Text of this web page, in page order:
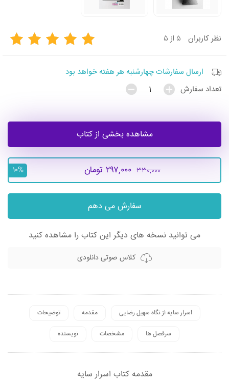
نظرکاربران
ارسال سفارشات چهارشنبه هر هفته خواهد بود
تعداد سفارش
مشاهده بخشی از کتاب
۳۳۰,۰۰۰ ۲۹۷,۰۰۰ تومان ۱۰%
سفارش می دهم
می توانید نسخه های دیگر این کتاب را مشاهده کنید
کلاس صوتی دانلودی
اسرار سایه از نگاه سهیل رضایی مقدمه توضیحات
سرفصل ها مشخصات نویسنده
مقدمه کتاب اسرار سایه